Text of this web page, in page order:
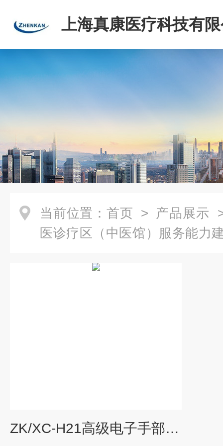
上海真康医疗科技有
当前位置： 首页 > 产品展示
医诊疗区（中医馆）服务能力
ZK/XC-H21高级电子手部静脉穿刺训练模型